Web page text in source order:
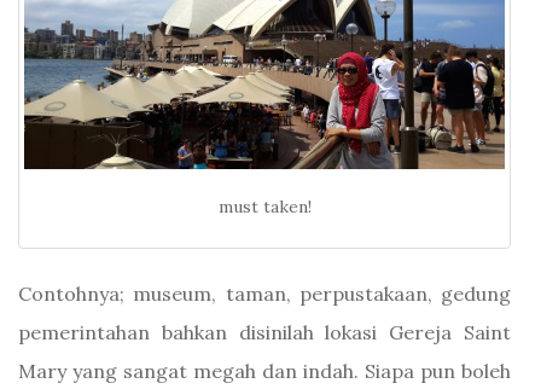
must taken!
Contohnya; museum, taman, perpustakaan, gedung
pemerintahan bahkan disinilah lokasi Gereja Saint
Mary yang sangat megah dan indah. Siapa pun boleh